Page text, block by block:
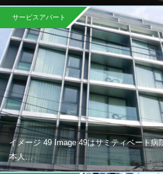
サービスアパート
イメージ 49 Image 49はサミティベート病
本人…